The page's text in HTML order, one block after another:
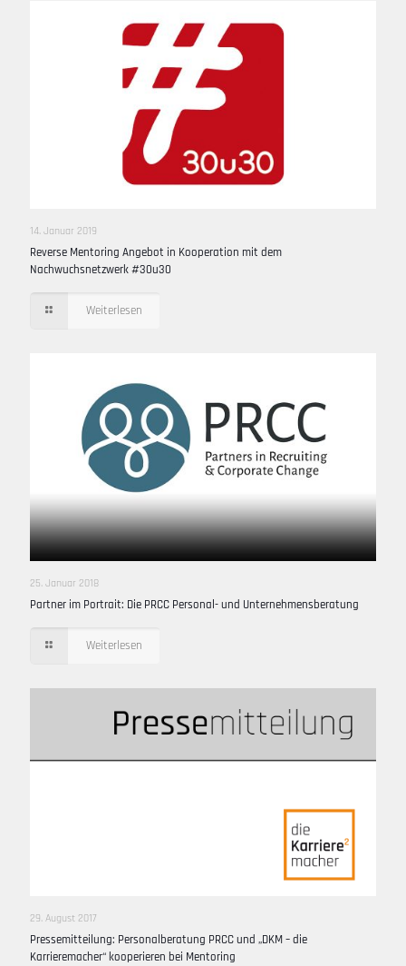
14. Januar 2019
Reverse Mentoring Angebot in Kooperation mit dem
Nachwuchsnetzwerk #30u30
Weiterlesen
25. Januar 2018
Partner im Portrait: Die PRCC Personal- und Unternehmensberatung
Weiterlesen
29. August 2017
Pressemitteilung: Personalberatung PRCC und „DKM – die
Karrieremacher“ kooperieren bei Mentoring